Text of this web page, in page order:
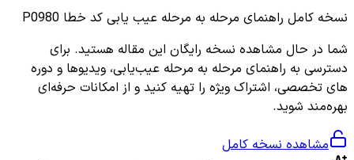
نسخه کامل راهنمای مرحله به مرحله عیب یابی کد خطا P0980
شما در حال مشاهده نسخه رایگان این مقاله هستید. برای
دسترسی به راهنمای مرحله به مرحله عیب‌یابی، ویدیوها و دوره
های تخصصی، اشتراک ویژه را تهیه کنید و از امکانات حرفه‌ای
بهره‌مند شوید.
مشاهده نسخه کامل